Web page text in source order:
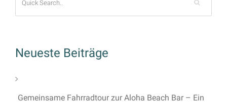
Neueste Beiträge
Gemeinsame Fahrradtour zur Aloha Beach Bar – Ein